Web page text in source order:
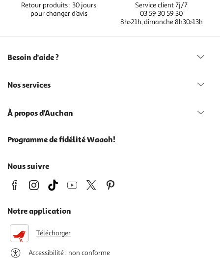
Retour produits : 30 jours
pour changer d’avis
Service client 7j/7
03 59 30 59 30
8h>21h, dimanche 8h30>13h
Besoin d'aide ?
Nos services
À propos d'Auchan
Programme de fidélité Waaoh!
Nous suivre
Notre application
Télécharger
Accessibilité : non conforme